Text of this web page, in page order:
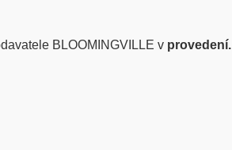
BLOOMINGVILLE v provedení.